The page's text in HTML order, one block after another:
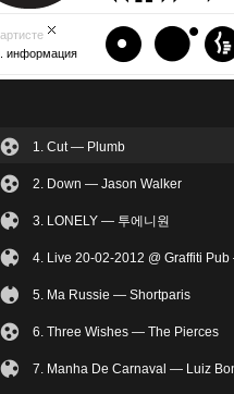
информация
1. Cut — Plumb
2. Down — Jason Walker
3. LONELY — 투에니원
4. Live 20-02-2012 @ Graffiti
5. Ma Russie — Shortparis
6. Three Wishes — The Pierces
7. Manha De Carnaval — Luiz